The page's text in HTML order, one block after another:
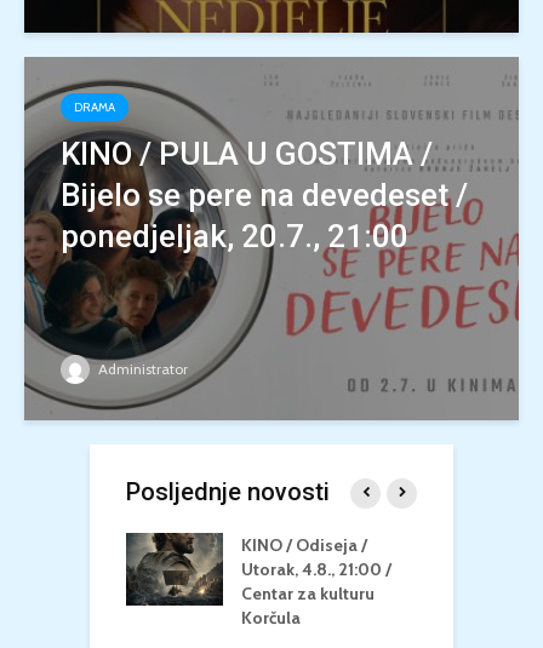
DRAMA
KINO / PULA U GOSTIMA /
Bijelo se pere na devedeset /
ponedjeljak, 20.7., 21:00
Administrator
Posljednje novosti
KINO / Odiseja /
Utorak, 4.8., 21:00 /
Centar za kulturu
Korčula